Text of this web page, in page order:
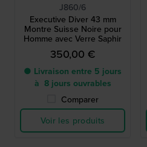
J860/6
Executive Diver 43 mm
Montre Suisse Noire pour
Homme avec Verre Saphir
350,00 €
● Livraison entre 5 jours
à 8 jours ouvrables
Comparer
Voir les produits